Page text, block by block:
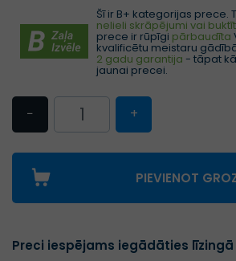
Šī ir B+ kategorijas prece.
nelieli skrāpējumi vai
prece ir rūpīgi pārbaudīta
kvalificētu meistaru
2 gadu garantija - tāpat
jaunai precei.
− +
PIEVIENOT
Preci iespējams iegādāties līzingā